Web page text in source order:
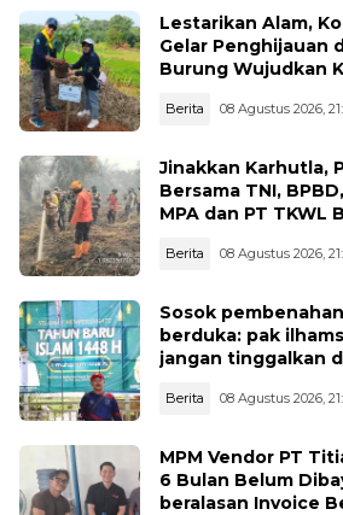
Lestarikan Alam,
Gelar Penghijauan
Burung Wujudkan
Berita 08 Agustus 2026,
Jinakkan Karhutla,
Bersama TNI,
MPA dan PT TKWL
Berita 08 Agustus 2026,
Sosok
berduka: pak
jangan tinggalkan
Berita 08 Agustus 2026,
MPM Vendor PT
6 Bulan Belum
beralasan Invoice